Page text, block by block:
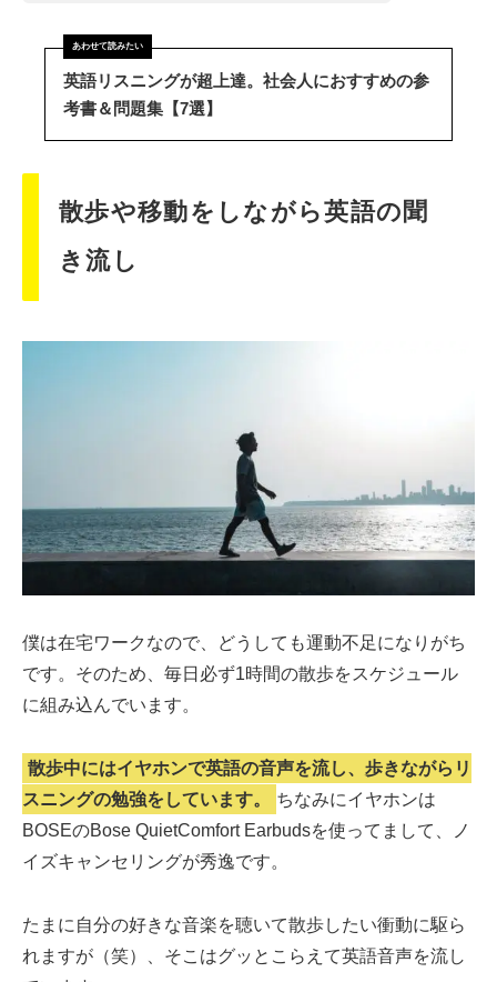
英語リスニングが超上達。社会人におすすめの参
考書＆問題集【7選】
散歩や移動をしながら英語の聞
き流し
僕は在宅ワークなので、どうしても運動不足になりがち
です。そのため、毎日必ず1時間の散歩をスケジュール
に組み込んでいます。
散歩中にはイヤホンで英語の音声を流し、歩きながらリ
スニングの勉強をしています。
ちなみにイヤホンは
BOSEのBose QuietComfort Earbudsを使ってまして、ノ
イズキャンセリングが秀逸です。
たまに自分の好きな音楽を聴いて散歩したい衝動に駆ら
れますが（笑）、そこはグッとこらえて英語音声を流し